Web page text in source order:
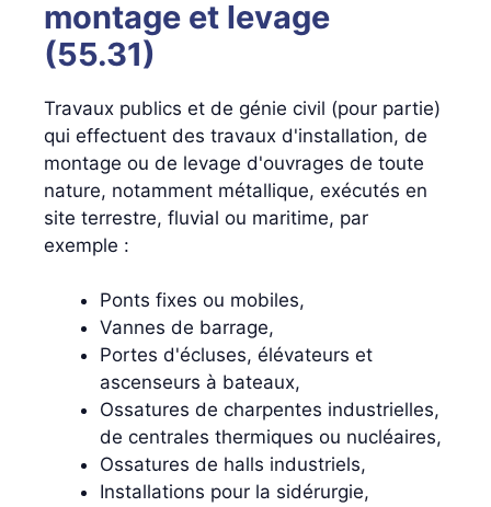
montage et levage
(55.31)
Travaux publics et de génie civil (pour partie)
qui effectuent des travaux d'installation, de
montage ou de levage d'ouvrages de toute
nature, notamment métallique, exécutés en
site terrestre, fluvial ou maritime, par
exemple :
Ponts fixes ou mobiles,
Vannes de barrage,
Portes d'écluses, élévateurs et
ascenseurs à bateaux,
Ossatures de charpentes industrielles,
de centrales thermiques ou nucléaires,
Ossatures de halls industriels,
Installations pour la sidérurgie,